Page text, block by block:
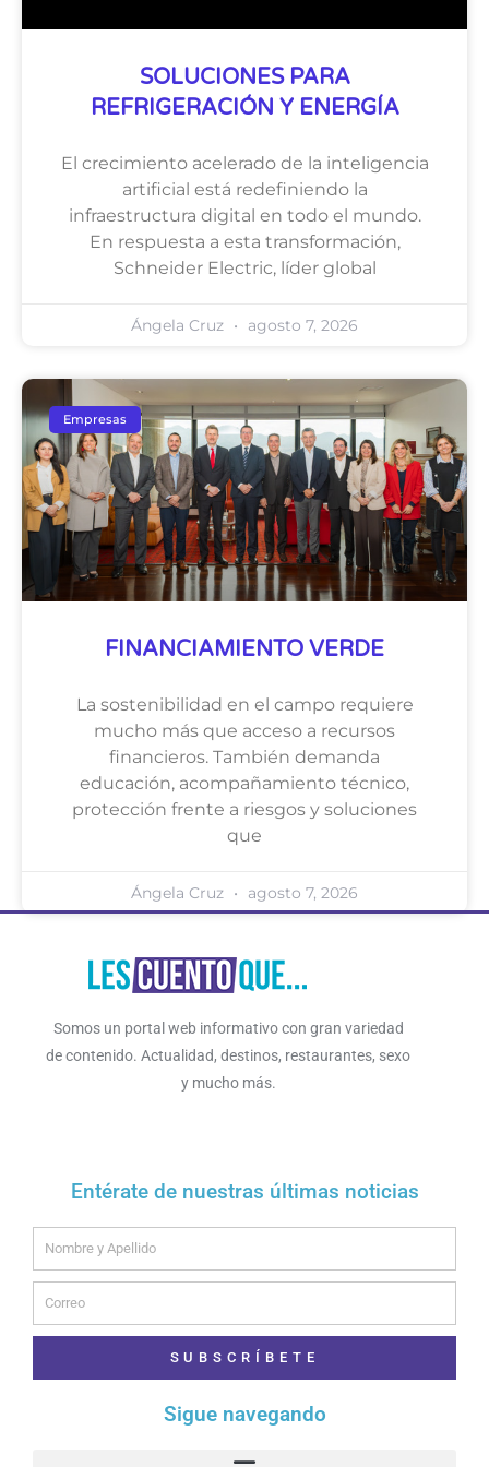
SOLUCIONES PARA
REFRIGERACIÓN Y ENERGÍA
El crecimiento acelerado de la inteligencia
artificial está redefiniendo la
infraestructura digital en todo el mundo.
En respuesta a esta transformación,
Schneider Electric, líder global
Ángela Cruz agosto 7, 2026
Empresas
FINANCIAMIENTO VERDE
La sostenibilidad en el campo requiere
mucho más que acceso a recursos
financieros. También demanda
educación, acompañamiento técnico,
protección frente a riesgos y soluciones
que
Ángela Cruz agosto 7, 2026
Somos un portal web informativo con gran variedad
de contenido. Actualidad, destinos, restaurantes, sexo
y mucho más.
Entérate de nuestras últimas noticias
SUBSCRÍBETE
Sigue navegando